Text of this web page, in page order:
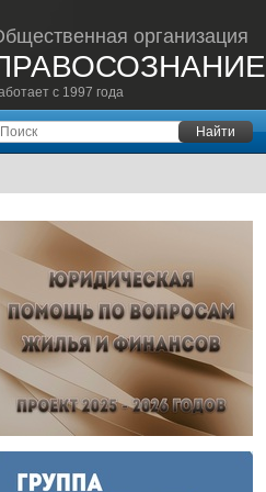
организация
с 1997 года
Найти